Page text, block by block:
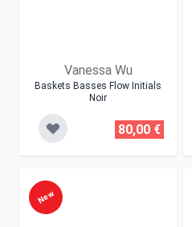
Vanessa Wu
Baskets Basses Flow Initials
Noir
80,00 €
New